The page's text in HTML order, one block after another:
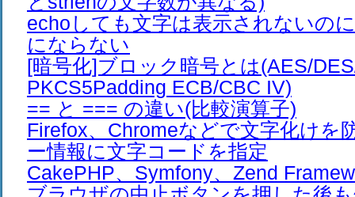
echoしても文字は表示されないの
にならない
[暗号化]ブロック暗号とは(AES/
PKCS5Padding ECB/CBC IV)
== と === の違い(比較演算子)
Firefox、Chromeなどで文字化けを
ー情報に文字コードを指定
CakePHP、Symfony、Zend